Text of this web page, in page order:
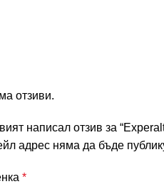
отзиви.
написал отзив за
адрес няма да бъде
*